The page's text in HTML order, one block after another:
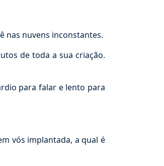
nas nuvens inconstantes.
de toda a sua criação.
para falar e lento para
vós implantada, a qual é